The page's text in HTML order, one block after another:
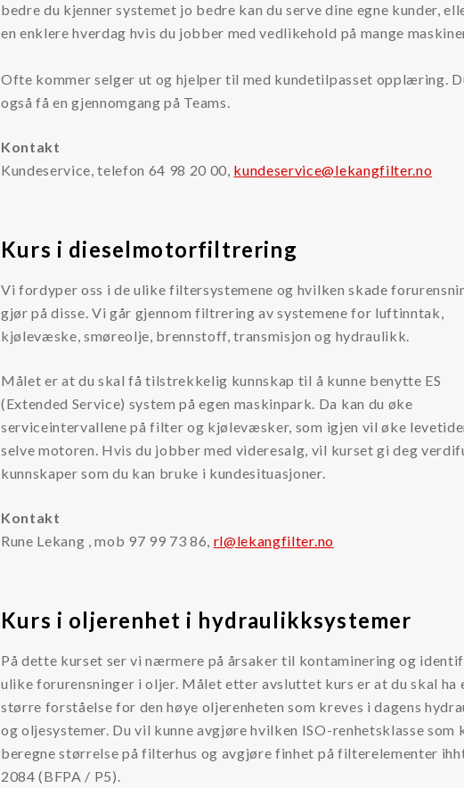
bedre du kjenner systemet jo bedre kan du serve dine egne kunder,
en enklere hverdag hvis du jobber med vedlikehold på mange
Ofte kommer selger ut og hjelper til med kundetilpasset opplæring.
også få en gjennomgang på Teams.
Kontakt
Kundeservice, telefon 64 98 20 00, kundeservice@lekangfilter.no
Kurs i dieselmotorfiltrering
Vi fordyper oss i de ulike filtersystemene og hvilken skade
gjør på disse. Vi går gjennom filtrering av systemene for luftinntak,
kjølevæske, smøreolje, brennstoff, transmisjon og hydraulikk.
Målet er at du skal få tilstrekkelig kunnskap til å kunne benytte ES
(Extended Service) system på egen maskinpark. Da kan du øke
serviceintervallene på filter og kjølevæsker, som igjen vil øke
selve motoren. Hvis du jobber med videresalg, vil kurset gi deg
kunnskaper som du kan bruke i kundesituasjoner.
Kontakt
Rune Lekang , mob 97 99 73 86, rl@lekangfilter.no
Kurs i oljerenhet i hydraulikksystemer
På dette kurset ser vi nærmere på årsaker til kontaminering og
ulike forurensninger i oljer. Målet etter avsluttet kurs er at du skal ha
større forståelse for den høye oljerenheten som kreves i dagens
og oljesystemer. Du vil kunne avgjøre hvilken ISO-renhetsklasse som
beregne størrelse på filterhus og avgjøre finhet på filterelementer
2084 (BFPA / P5).